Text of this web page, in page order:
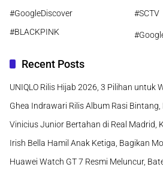
#GoogleDiscover
#SCTV
#BLACKPINK
Recent Posts
UNIQLO Rilis Hijab 2026, 3 Pilihan untuk
Ghea Indrawari Rilis Album Rasi Bintang,
Vinicius Junior Bertahan di Real Madrid,
Irish Bella Hamil Anak Ketiga, Bagikan
Huawei Watch GT 7 Resmi Meluncur,